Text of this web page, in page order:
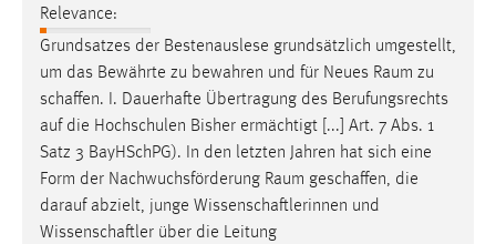
Relevance:
Grundsatzes der Bestenauslese grundsätzlich umgestellt,
um das Bewährte zu bewahren und für Neues Raum zu
schaffen. I. Dauerhafte Übertragung des Berufungsrechts
auf die Hochschulen Bisher ermächtigt [...] Art. 7 Abs. 1
Satz 3 BayHSchPG). In den letzten Jahren hat sich eine
Form der Nachwuchsförderung Raum geschaffen, die
darauf abzielt, junge Wissenschaftlerinnen und
Wissenschaftler über die Leitung